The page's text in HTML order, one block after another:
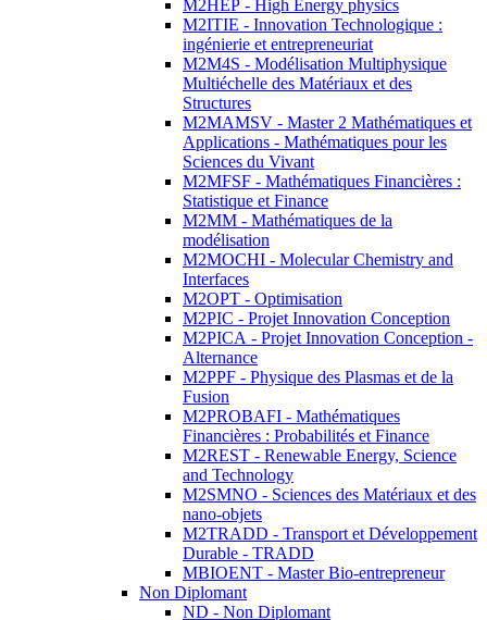
M2HEP - High Energy physics
M2ITIE - Innovation Technologique :
ingénierie et entrepreneuriat
M2M4S - Modélisation Multiphysique
Multiéchelle des Matériaux et des
Structures
M2MAMSV - Master 2 Mathématiques et
Applications - Mathématiques pour les
Sciences du Vivant
M2MFSF - Mathématiques Financières :
Statistique et Finance
M2MM - Mathématiques de la
modélisation
M2MOCHI - Molecular Chemistry and
Interfaces
M2OPT - Optimisation
M2PIC - Projet Innovation Conception
M2PICA - Projet Innovation Conception -
Alternance
M2PPF - Physique des Plasmas et de la
Fusion
M2PROBAFI - Mathématiques
Financières : Probabilités et Finance
M2REST - Renewable Energy, Science
and Technology
M2SMNO - Sciences des Matériaux et des
nano-objets
M2TRADD - Transport et Développement
Durable - TRADD
MBIOENT - Master Bio-entrepreneur
Non Diplomant
ND - Non Diplomant